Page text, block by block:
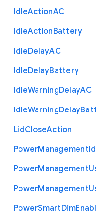
IdleActionAC
IdleActionBattery
IdleDelayAC
IdleDelayBattery
IdleWarningDelayAC
IdleWarningDelay
LidCloseAction
PowerManagement
PowerManagement
PowerManagement
PowerSmartDim